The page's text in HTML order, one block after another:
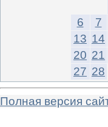
6
7
13 14
20 21
27 28
Полная версия